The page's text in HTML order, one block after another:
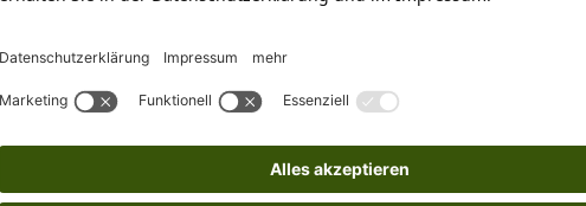
Kunststoff